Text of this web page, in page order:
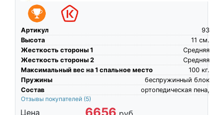
Артикул
93
Высота
см.
11
Жесткость стороны 1
Средняя
Жесткость стороны 2
Средняя
Максимальный вес на 1 спальное место
кг.
100
Пружины
беспружинный блок
Состав
ортопедическая пена,
Отзывы покупателей (5)
Цена